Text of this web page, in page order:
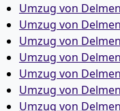
Umzug von
Umzug von
Umzug von
Umzug von
Umzug von
Umzug von
Umzug von